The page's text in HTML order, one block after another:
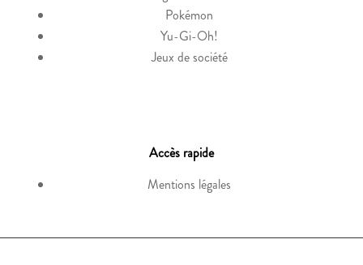
Pokémon
Yu-Gi-Oh!
Jeux de société
Accès rapide
Mentions légales